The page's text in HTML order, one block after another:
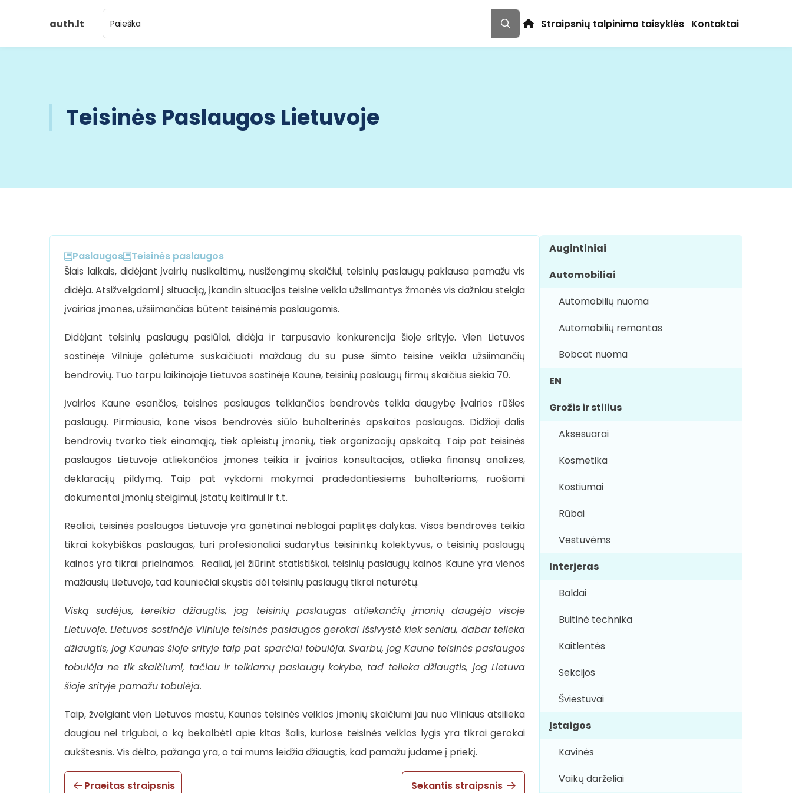
auth.lt Straipsnių talpinimo taisyklės Kontaktai
Teisinės Paslaugos Lietuvoje
Paslaugos
Teisinės paslaugos
Šiais laikais, didėjant įvairių nusikaltimų, nusižengimų skaičiui, teisinių paslaugų paklausa pamažu vis
didėja. Atsižvelgdami į situaciją, įkandin situacijos teisine veikla užsiimantys žmonės vis dažniau steigia
įvairias įmones, užsiimančias būtent teisinėmis paslaugomis.
Didėjant teisinių paslaugų pasiūlai, didėja ir tarpusavio konkurencija šioje srityje. Vien Lietuvos
sostinėje Vilniuje galėtume suskaičiuoti maždaug du su puse šimto teisine veikla užsiimančių
bendrovių. Tuo tarpu laikinojoje Lietuvos sostinėje Kaune, teisinių paslaugų firmų skaičius siekia 70.
Įvairios Kaune esančios, teisines paslaugas teikiančios bendrovės teikia daugybę įvairios rūšies
paslaugų. Pirmiausia, kone visos bendrovės siūlo buhalterinės apskaitos paslaugas. Didžioji dalis
bendrovių tvarko tiek einamąją, tiek apleistų įmonių, tiek organizacijų apskaitą. Taip pat teisinės
paslaugos Lietuvoje atliekančios įmones teikia ir įvairias konsultacijas, atlieka finansų analizes,
deklaracijų pildymą. Taip pat vykdomi mokymai pradedantiesiems buhalteriams, ruošiami
dokumentai įmonių steigimui, įstatų keitimui ir t.t.
Realiai, teisinės paslaugos Lietuvoje yra ganėtinai neblogai paplitęs dalykas. Visos bendrovės teikia
tikrai kokybiškas paslaugas, turi profesionaliai sudarytus teisininkų kolektyvus, o teisinių paslaugų
kainos yra tikrai prieinamos. Realiai, jei žiūrint statistiškai, teisinių paslaugų kainos Kaune yra vienos
mažiausių Lietuvoje, tad kauniečiai skųstis dėl teisinių paslaugų tikrai neturėtų.
Viską sudėjus, tereikia džiaugtis, jog teisinių paslaugas atliekančių įmonių daugėja visoje
Lietuvoje. Lietuvos sostinėje Vilniuje teisinės paslaugos gerokai išsivystė kiek seniau, dabar telieka
džiaugtis, jog Kaunas šioje srityje taip pat sparčiai tobulėja. Svarbu, jog Kaune teisinės paslaugos
tobulėja ne tik skaičiumi, tačiau ir teikiamų paslaugų kokybe, tad telieka džiaugtis, jog Lietuva
šioje srityje pamažu tobulėja.
Taip, žvelgiant vien Lietuvos mastu, Kaunas teisinės veiklos įmonių skaičiumi jau nuo Vilniaus atsilieka
daugiau nei trigubai, o ką bekalbėti apie kitas šalis, kuriose teisinės veiklos lygis yra tikrai gerokai
aukštesnis. Vis dėlto, pažanga yra, o tai mums leidžia džiaugtis, kad pamažu judame į priekį.
Praeitas straipsnis Sekantis straipsnis
Augintiniai
Automobiliai
Automobilių nuoma
Automobilių remontas
Bobcat nuoma
EN
Grožis ir stilius
Aksesuarai
Kosmetika
Kostiumai
Rūbai
Vestuvėms
Interjeras
Baldai
Buitinė technika
Kaitlentės
Sekcijos
Šviestuvai
Įstaigos
Kavinės
Vaikų darželiai